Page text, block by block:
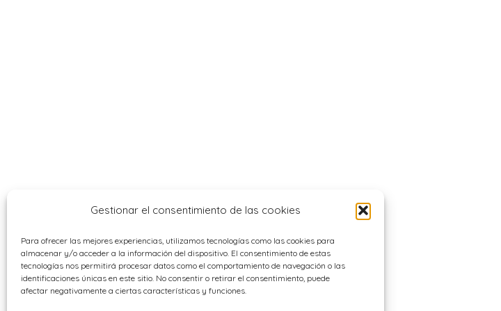
Gestionar el consentimiento de las cookies
Para ofrecer las mejores experiencias, utilizamos tecnologías como las cookies para
almacenar y/o acceder a la información del dispositivo. El consentimiento de estas
tecnologías nos permitirá procesar datos como el comportamiento de navegación o las
identificaciones únicas en este sitio. No consentir o retirar el consentimiento, puede
afectar negativamente a ciertas características y funciones.